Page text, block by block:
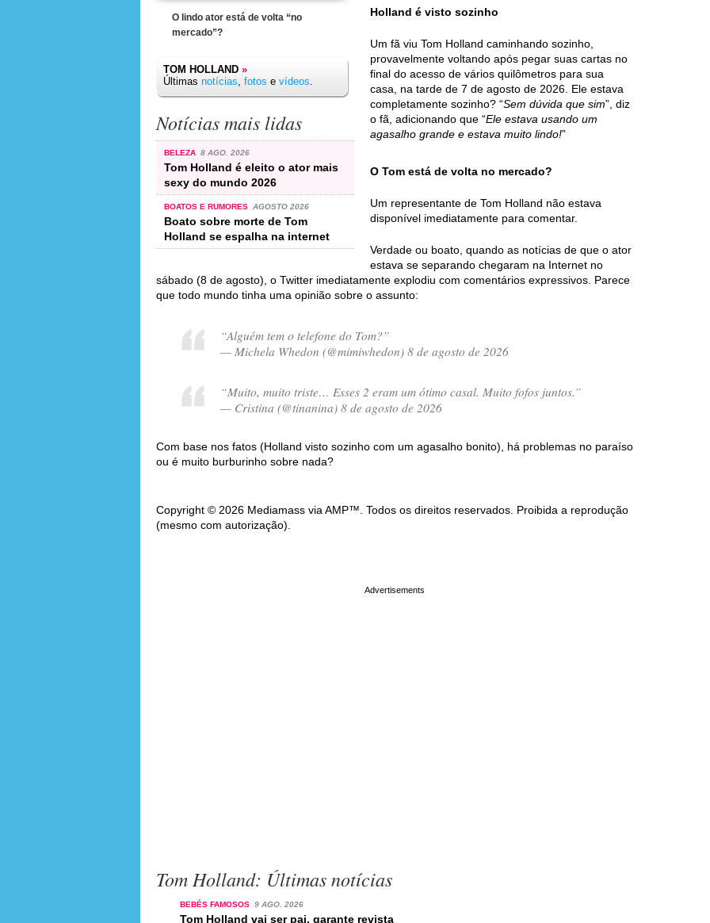
O lindo ator está de volta “no
mercado”?
TOM HOLLAND »
Últimas notícias, fotos e vídeos.
Notícias mais lidas
BELEZA 8 AGO. 2026
Tom Holland é eleito o ator mais
sexy do mundo 2026
BOATOS E RUMORES AGOSTO 2026
Boato sobre morte de Tom
Holland se espalha na internet
Holland é visto sozinho
Um fã viu Tom Holland caminhando sozinho,
provavelmente voltando após pegar suas cartas no
final do acesso de vários quilômetros para sua
casa, na tarde de 7 de agosto de 2026. Ele estava
completamente sozinho? “Sem dúvida que sim”, diz
o fã, adicionando que “Ele estava usando um
agasalho grande e estava muito lindo!”
O Tom está de volta no mercado?
Um representante de Tom Holland não estava
disponível imediatamente para comentar.
Verdade ou boato, quando as notícias de que o ator
estava se separando chegaram na Internet no
sábado (8 de agosto), o Twitter imediatamente explodiu com comentários expressivos. Parece
que todo mundo tinha uma opinião sobre o assunto:
“Alguém tem o telefone do Tom?”
— Michela Whedon (@mimiwhedon) 8 de agosto de 2026
“Muito, muito triste… Esses 2 eram um ótimo casal. Muito fofos juntos.”
— Cristina (@tinanina) 8 de agosto de 2026
Com base nos fatos (Holland visto sozinho com um agasalho bonito), há problemas no paraíso
ou é muito burburinho sobre nada?
Copyright © 2026 Mediamass via AMP™. Todos os direitos reservados. Proibida a reprodução
(mesmo com autorização).
Tom Holland: Últimas notícias
BEBÉS FAMOSOS 9 AGO. 2026
Tom Holland vai ser pai, garante revista